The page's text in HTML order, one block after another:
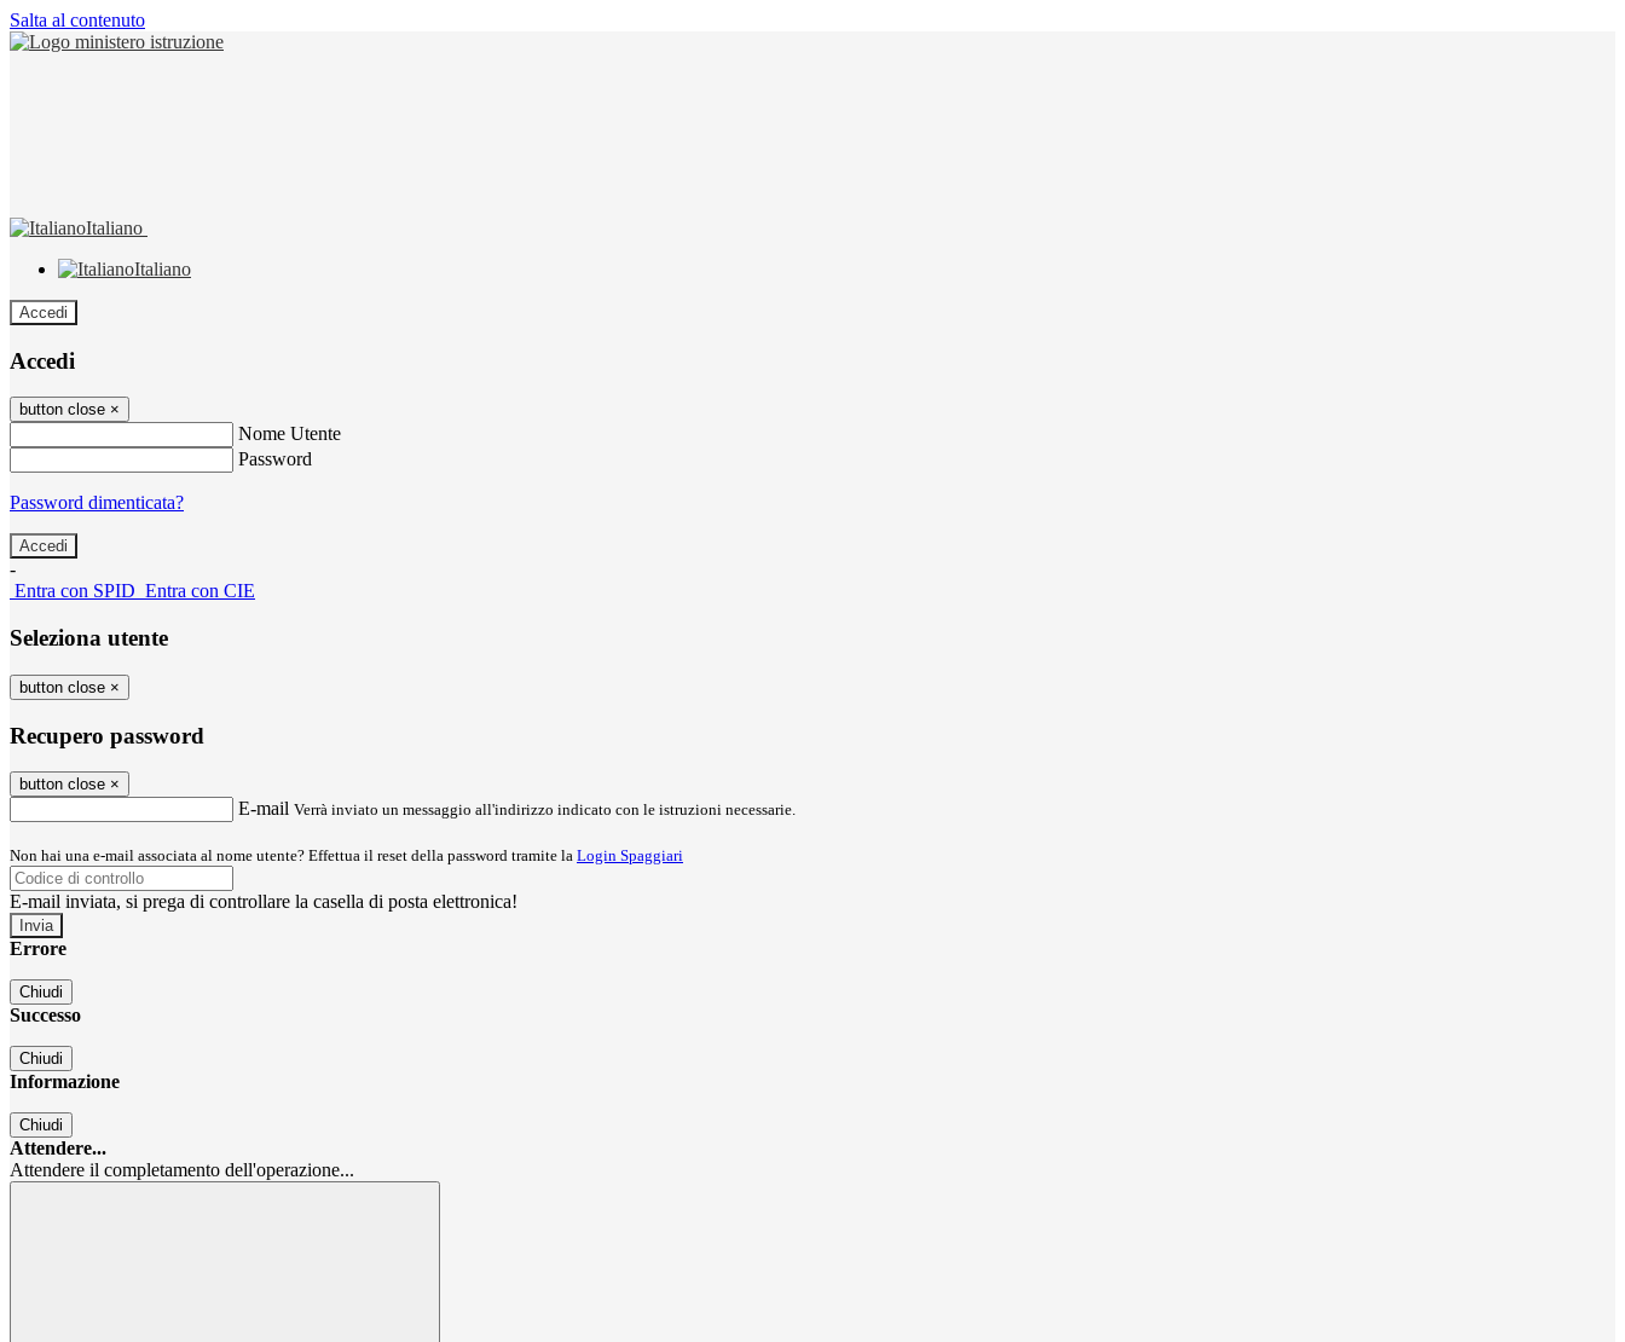
Salta al contenuto
Italiano
Italiano
Accedi
Accedi
button close ×
Nome Utente
Password
Password dimenticata?
-
Entra con SPID Entra con CIE
Seleziona utente
button close ×
Recupero password
button close ×
E-mail Verrà inviato un messaggio all'indirizzo indicato con le istruzioni necessarie.
Non hai una e-mail associata al nome utente? Effettua il reset della password tramite la Login Spaggiari
E-mail inviata, si prega di controllare la casella di posta elettronica!
Errore
Chiudi
Successo
Chiudi
Informazione
Chiudi
Attendere...
Attendere il completamento dell'operazione...